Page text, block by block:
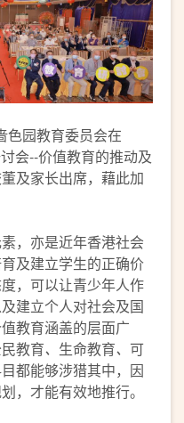
色园教育委员会在
会--价值教育的推动及
及家长出席，藉此加
，亦是近年香港社会
及建立学生的正确价
，可以让青少年人作
建立个人对社会及国
教育涵盖的层面广
教育、 生命教育、 可
都能够涉猎其中，因
，才能有效地推行。